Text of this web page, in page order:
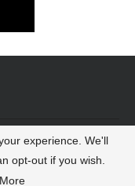
Reserved
experience. We'll
opt-out if you wish.